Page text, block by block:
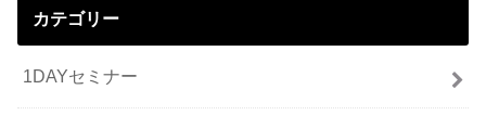
カテゴリー
1DAYセミナー